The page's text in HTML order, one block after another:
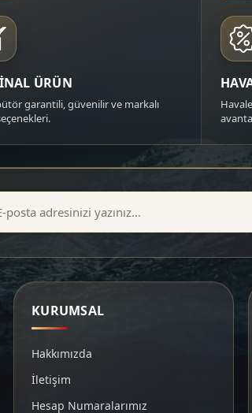
ÜRÜN
garantili, güvenilir ve markalı
KURUMSAL
Hakkımızda
İletişim
Hesap Numaralarımız